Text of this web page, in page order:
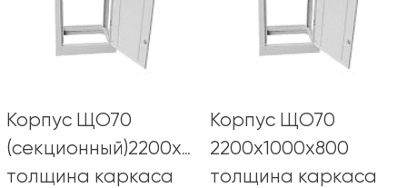
Корпус ЩО70
(секционный)2200х400х600
толщина каркаса
Корпус ЩО70
2200х1000х800
толщина каркаса